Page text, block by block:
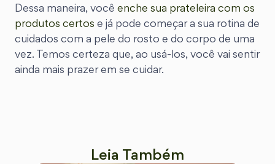
Dessa maneira, você enche sua prateleira com os
produtos certos e já pode começar a sua rotina de
cuidados com a pele do rosto e do corpo de uma
vez. Temos certeza que, ao usá-los, você vai sentir
ainda mais prazer em se cuidar.
Leia Também